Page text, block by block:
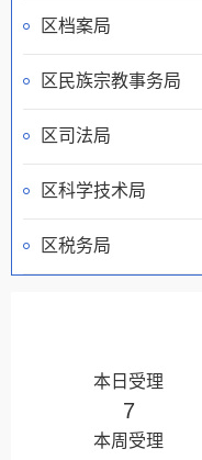
区档案局
区民族宗教事务局
区司法局
区科学技术局
区税务局
本日受理
7
本周受理